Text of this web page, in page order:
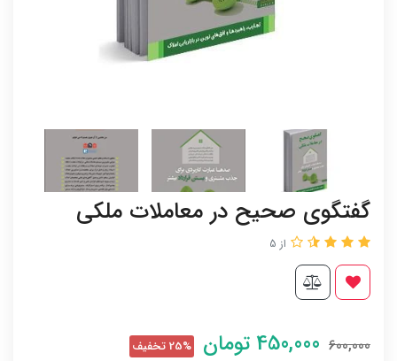
گفتگوی صحیح در معاملات ملکی
از 5
600,000
450,000 تومان 25% تخفیف